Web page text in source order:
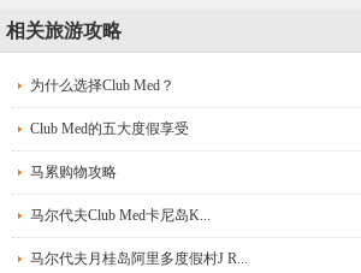
相关旅游攻略
为什么选择Club Med？
Club Med的五大度假享受
马累购物攻略
马尔代夫Club Med卡尼岛K...
马尔代夫月桂岛阿里多度假村J R...